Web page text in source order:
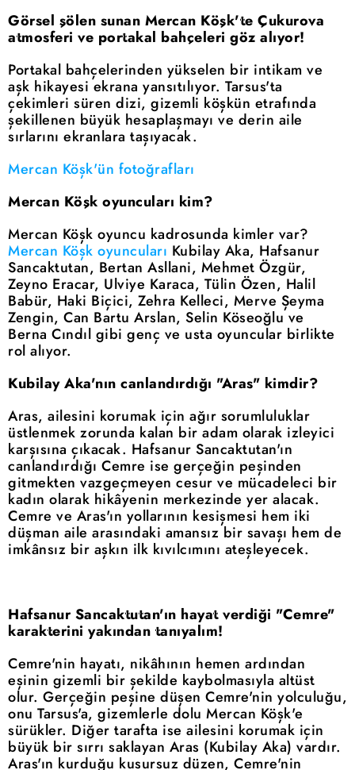
Görsel şölen sunan Mercan Köşk'te Çukurova
atmosferi ve portakal bahçeleri göz alıyor!
Portakal bahçelerinden yükselen bir intikam ve
aşk hikayesi ekrana yansıtılıyor. Tarsus'ta
çekimleri süren dizi, gizemli köşkün etrafında
şekillenen büyük hesaplaşmayı ve derin aile
sırlarını ekranlara taşıyacak.
Mercan Köşk'ün fotoğrafları
Mercan Köşk oyuncuları kim?
Mercan Köşk oyuncu kadrosunda kimler var?
Mercan Köşk oyuncuları Kubilay Aka, Hafsanur
Sancaktutan, Bertan Asllani, Mehmet Özgür,
Zeyno Eracar, Ulviye Karaca, Tülin Özen, Halil
Babür, Haki Biçici, Zehra Kelleci, Merve Şeyma
Zengin, Can Bartu Arslan, Selin Köseoğlu ve
Berna Cındıl gibi genç ve usta oyuncular birlikte
rol alıyor.
Kubilay Aka'nın canlandırdığı "Aras" kimdir?
Aras, ailesini korumak için ağır sorumluluklar
üstlenmek zorunda kalan bir adam olarak izleyici
karşısına çıkacak. Hafsanur Sancaktutan'ın
canlandırdığı Cemre ise gerçeğin peşinden
gitmekten vazgeçmeyen cesur ve mücadeleci bir
kadın olarak hikâyenin merkezinde yer alacak.
Cemre ve Aras'ın yollarının kesişmesi hem iki
düşman aile arasındaki amansız bir savaşı hem de
imkânsız bir aşkın ilk kıvılcımını ateşleyecek.
Hafsanur Sancaktutan'ın hayat verdiği "Cemre"
karakterini yakından tanıyalım!
Cemre'nin hayatı, nikâhının hemen ardından
eşinin gizemli bir şekilde kaybolmasıyla altüst
olur. Gerçeğin peşine düşen Cemre'nin yolculuğu,
onu Tarsus'a, gizemlerle dolu Mercan Köşk'e
sürükler. Diğer tarafta ise ailesini korumak için
büyük bir sırrı saklayan Aras (Kubilay Aka) vardır.
Aras'ın kurduğu kusursuz düzen, Cemre'nin